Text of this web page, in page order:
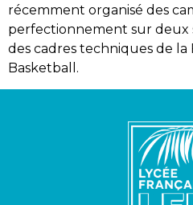
récemment organisé des
perfectionnement sur deux
des cadres techniques de
Basketball.